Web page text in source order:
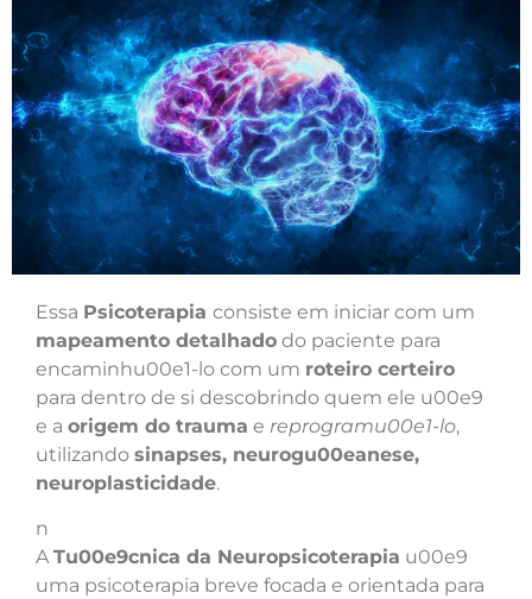
Essa Psicoterapia consiste em iniciar com um
mapeamento detalhado do paciente para
encaminhu00e1-lo com um roteiro certeiro
para dentro de si descobrindo quem ele u00e9
e a origem do trauma e reprogramu00e1-lo,
utilizando sinapses, neurogu00eanese,
neuroplasticidade.
n
ATu00e9cnica da Neuropsicoterapia u00e9
uma psicoterapia breve focada e orientada para